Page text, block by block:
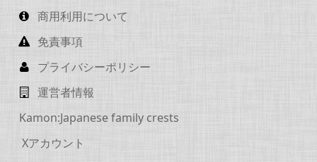
商用利用について
免責事項
プライバシーポリシー
運営者情報
Kamon:Japanese family crests
Xアカウント